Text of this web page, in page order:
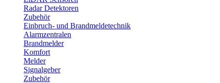
Radar Detektoren
Zubehör
Einbruch- und Brandmeldetechnik
Alarmzentralen
Brandmelder
Komfort
Melder
Signalgeber
Zubehör